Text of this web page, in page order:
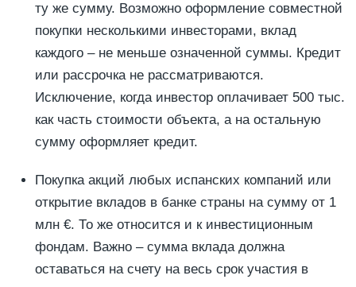
ту же сумму. Возможно оформление совместной
покупки несколькими инвесторами, вклад
каждого – не меньше означенной суммы. Кредит
или рассрочка не рассматриваются.
Исключение, когда инвестор оплачивает 500 тыс.
как часть стоимости объекта, а на остальную
сумму оформляет кредит.
Покупка акций любых испанских компаний или
открытие вкладов в банке страны на сумму от 1
млн €. То же относится и к инвестиционным
фондам. Важно – сумма вклада должна
оставаться на счету на весь срок участия в